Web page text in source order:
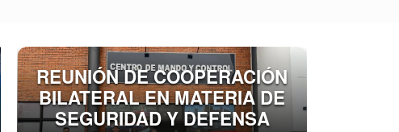
REUNIÓN DE COOPERACIÓN
BILATERAL EN MATERIA DE
SEGURIDAD Y DEFENSA